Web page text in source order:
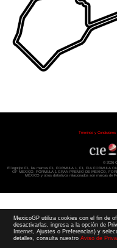
Términos y Condiciones
© 2026
El logotipo F1, las marcas F1, FORMULA 1, F1, FIA FORMULA
OF MEXICO, FORMULA 1 GRAN PREMIO DE MÉXICO,
MÉXICO y otros distintivosrelacionados son marcas de
MexicoGP utiliza cookies con el fin de
desactivarlas, ingresa a la opción de
Internet, Ajustes o Preferencias) y
detalles, consulta nuestroAviso de